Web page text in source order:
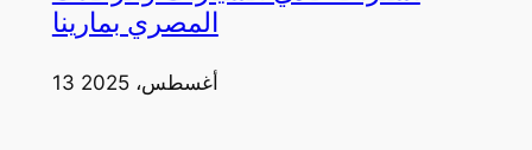
المصري بمارينا
13 أغسطس، 2025